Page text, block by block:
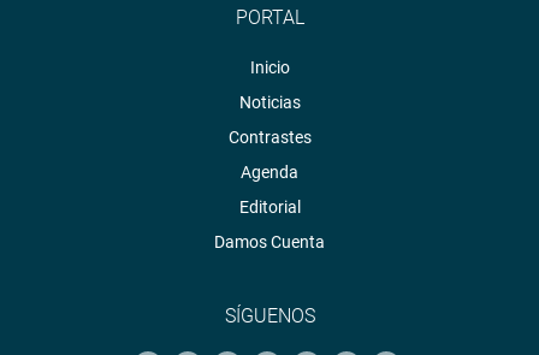
PORTAL
Inicio
Noticias
Contrastes
Agenda
Editorial
Damos Cuenta
SÍGUENOS